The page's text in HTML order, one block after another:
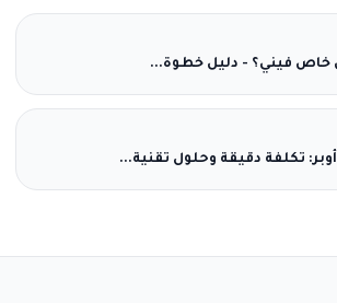
فيني؟ - دليل خطوة...
تكلفة دقيقة وحلول تقنية...